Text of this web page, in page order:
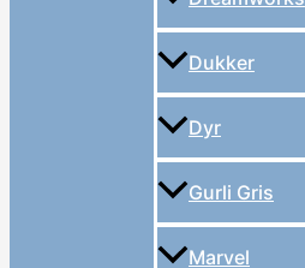
Dukker
Dyr
Gurli Gris
Marvel